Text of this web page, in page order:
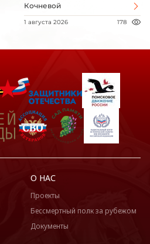
Кочневой
1 августа 2026 178
О НАС
Проекты
Бессмертный полк за рубежом
Документы